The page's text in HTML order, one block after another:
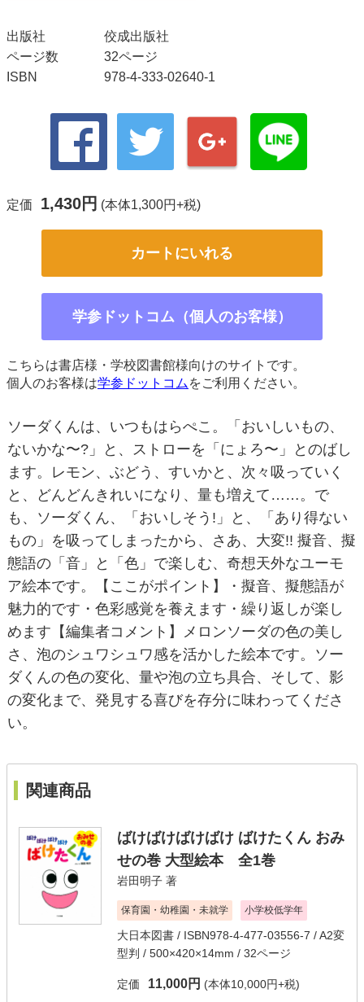
出版社
佼成出版社
ページ数
32ページ
ISBN
978-4-333-02640-1
定価 1,430円 (本体1,300円+税)
カートにいれる
学参ドットコム（個人のお客様）
こちらは書店様・学校図書館様向けのサイトです。
個人のお客様は学参ドットコム をご利用ください。
ソーダくんは、いつもはらぺこ。「おいしいもの、
ないかな〜?」と、ストローを「にょろ〜」とのばし
ます。レモン、ぶどう、すいかと、次々吸っていく
と、どんどんきれいになり、量も増えて……。で
も、ソーダくん、「おいしそう!」と、「あり得ない
もの」を吸ってしまったから、さあ、大変!! 擬音、擬
態語の「音」と「色」で楽しむ、奇想天外なユーモ
ア絵本です。【ここがポイント】・擬音、擬態語が
魅力的です・色彩感覚を養えます・繰り返しが楽し
めます【編集者コメント】メロンソーダの色の美し
さ、泡のシュワシュワ感を活かした絵本です。ソー
ダくんの色の変化、量や泡の立ち具合、そして、影
の変化まで、発見する喜びを存分に味わってくださ
い。
関連商品
ばけばけばけばけ ばけたくん おみ
せの巻 大型絵本 全1巻
岩田明子 著
保育園・幼稚園・未就学 小学校低学年
大日本図書 / ISBN978-4-477-03556-7 / A2変
型判 / 500×420×14mm / 32ページ
定価 11,000円 (本体10,000円+税)